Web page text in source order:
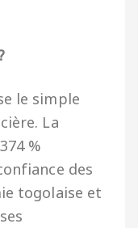
le simple
La
%
des
togolaise et